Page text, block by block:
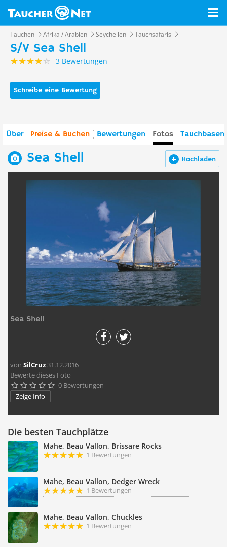
Tauchen Afrika / Arabien Seychellen Tauchsafaris
S/V Sea Shell
3 Bewertungen
Schreibe eine Bewertung
Über Preise & Buchen Bewertungen Fotos
Hochladen
Sea Shell
Sea Shell
von SilCruz31.12.2016
Bewerte dieses Foto
     0 Bewertungen
Zeige Info
Die besten Tauchplätze
Mahe, Beau Vallon, Brissare Rocks
1 Bewertungen
Mahe, Beau Vallon, Dedger Wreck
1 Bewertungen
Mahe, Beau Vallon, Chuckles
1 Bewertungen